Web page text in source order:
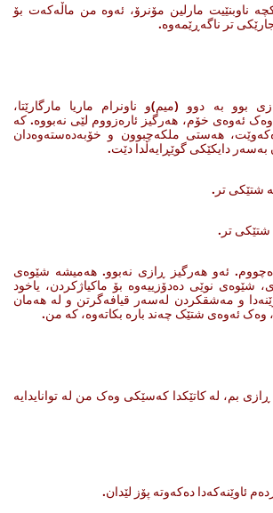
ناوبنێیت مارلین مۆنرۆ، ئەوە من ماڵەکەت بۆ
تر ناگەڕێمەوە.
بوو به‌ دوو (میم)و ناونرام ماریا مارگارێتا،
ئه‌وه‌ی خۆم، هه‌رگیز ئاره‌زووم لێی نه‌بووه‌. کە
هەستی ملکەچبوون و خۆبەدەستەوەدان
دایکێکی گوێڕایەڵدا دێت.
شتێکی تر.
شتێکی تر.
ئه‌و هه‌رگیز ڕازی نه‌بوو. هه‌میشه‌ شێوه‌ی
شێوه‌ی نوێی ده‌دۆزییه‌وه‌ بۆ ماکیاژکردن،‌ یاخود
و مه‌شقکردن له‌سه‌ر قیافه‌گرتن ‌و له‌ هه‌مان
وه‌ک ئه‌وه‌ی شتێک چه‌ند باره‌ بکاته‌وه‌، که‌ من.
بم، له‌ کاتێکدا که‌سێکی وه‌ک من له‌ توانایدایه‌
ئاوێنه‌که‌دا ده‌که‌وته‌ پۆز لێدان.